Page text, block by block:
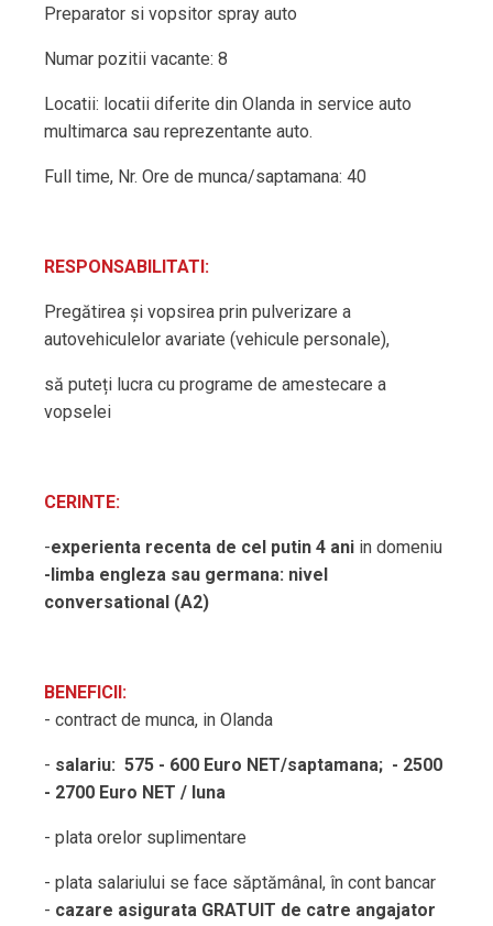
Preparator si vopsitor spray auto
Numar pozitii vacante: 8
Locatii: locatii diferite din Olanda in service auto
multimarca sau reprezentante auto.
Full time, Nr. Ore de munca/saptamana: 40
RESPONSABILITATI:
Pregătirea și vopsirea prin pulverizare a
autovehiculelor avariate (vehicule personale),
să puteți lucra cu programe de amestecare a
vopselei
CERINTE:
-experienta recenta de cel putin 4 ani in domeniu
-limba engleza sau germana: nivel
conversational (A2)
BENEFICII:
- contract de munca, in Olanda
- salariu: 575 - 600 Euro NET/saptamana; - 2500
- 2700 Euro NET / luna
- plata orelor suplimentare
- plata salariului se face săptămânal, în cont bancar
- cazare asigurata GRATUIT de catre angajator